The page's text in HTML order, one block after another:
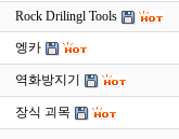
Rock Drilingl Tools
엥카
역화방지기
장식 괴목